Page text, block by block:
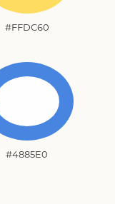
#FFDC60
#4885E0